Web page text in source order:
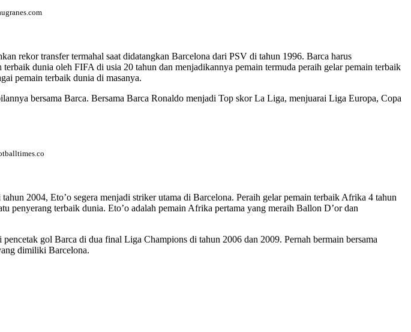
rekor transfer termahal saat didatangkan Barcelona dari PSV di tahun 1996. Barca harus
dunia oleh FIFA di usia 20 tahun dan menjadikannya pemain termuda peraih gelar pemain terbaik
pemain terbaik dunia di masanya.
bersama Barca. Bersama Barca Ronaldo menjadi Top skor La Liga, menjuarai Liga Europa, Copa
2004, Eto’o segera menjadi striker utama di Barcelona. Peraih gelar pemain terbaik Afrika 4 tahun
penyerang terbaik dunia. Eto’o adalah pemain Afrika pertama yang meraih Ballon D’or dan
gol Barca di dua final Liga Champions di tahun 2006 dan 2009. Pernah bermain bersama
dimiliki Barcelona.